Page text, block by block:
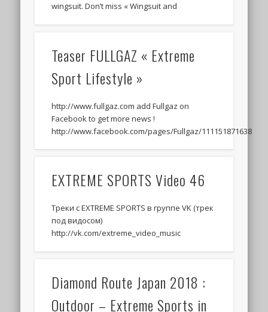
wingsuit. Don’t miss « Wingsuit and
Teaser FULLGAZ « Extreme
Sport Lifestyle »
http://www.fullgaz.com add Fullgaz on
Facebook to get more news !
http://www.facebook.com/pages/Fullgaz/111151871638
EXTREME SPORTS Video 46
Треки c EXTREME SPORTS в группе VK (трек
под видосом)
http://vk.com/extreme_video_music
Diamond Route Japan 2018 :
Outdoor – Extreme Sports in